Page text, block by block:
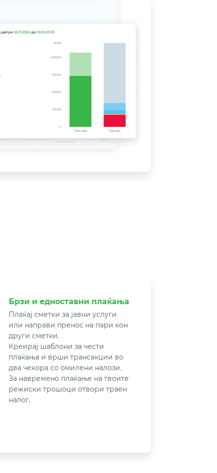
Брзи и едноставни плаќања
Плаќај сметки за јавни услуги
или направи пренос на пари кон
други сметки.
Креирај шаблони за чести
плаќања и врши трансакции во
два чекора со омилени налози.
За навремено плаќање на твоите
режиски трошоци отвори траен
налог.